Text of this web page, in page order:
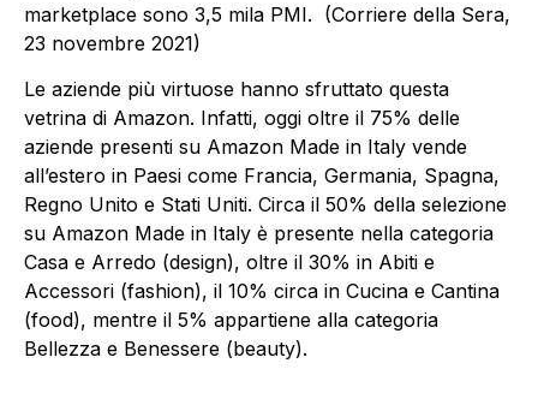
marketplace sono 3,5 mila PMI. (Corriere della Sera,
23 novembre 2021)
Le aziende più virtuose hanno sfruttato questa
vetrina di Amazon. Infatti, oggi oltre il 75% delle
aziende presenti su Amazon Made in Italy vende
all’estero in Paesi come Francia, Germania, Spagna,
Regno Unito e Stati Uniti. Circa il 50% della selezione
su Amazon Made in Italy è presente nella categoria
Casa e Arredo (design), oltre il 30% in Abiti e
Accessori (fashion), il 10% circa in Cucina e Cantina
(food), mentre il 5% appartiene alla categoria
Bellezza e Benessere (beauty).